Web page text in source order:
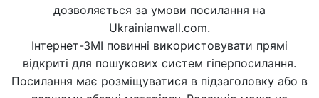
дозволяється за умови посилання на
Ukrainianwall.com.
Інтернет-ЗМІ повинні використовувати прямі
відкриті для пошукових систем гіперпосилання.
Посилання має розміщуватися в підзаголовку або в